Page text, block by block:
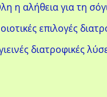
η αλήθεια για τη
επιλογές
διατροφικές